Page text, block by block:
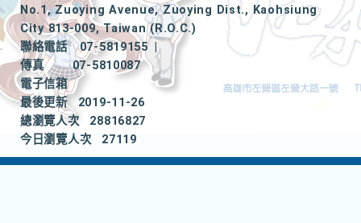
No.1, Zuoying Avenue, Zuoying Dist., Kaohsiung
City 813-009, Taiwan (R.O.C.)
聯絡電話
07-5819155
|
傳真
07-5810087
電子信箱
最後更新
2019-11-26
總瀏覽人次
28816827
今日瀏覽人次
27119